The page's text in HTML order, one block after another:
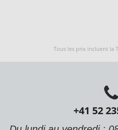
Tous les prix incluent la
+41 52